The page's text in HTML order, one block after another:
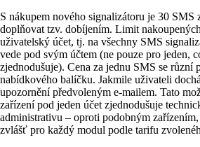
S nákupem nového signalizátoru je 30 SMS
doplňovat tzv. dobíjením. Limit
uživatelský účet, tj. na všechny SMS
vede pod svým účtem (ne pouze pro jeden,
zjednodušuje). Cena za jednu SMS se různí
nabídkového balíčku. Jakmile uživateli
upozornění předvoleným e-mailem. Tato
zařízení pod jeden účet zjednodušuje
administrativu – oproti podobným
zvlášť pro každý modul podle tarifu